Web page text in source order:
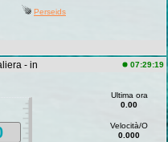
Perseids
- in 07:29:19
Ultima ora
0.00
Velocità/O
0.000